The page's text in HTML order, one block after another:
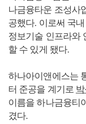
나금융타운 조성사
공했다. 이로써 국
정보기술 인프라와
할 수 있게 됐다.
하나아이앤에스는
터 준공을 계기로
이름을 하나금융티
겼다.